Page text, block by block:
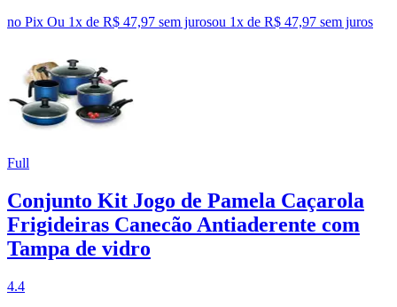
no Pix Ou 1x de R$ 47,97 sem jurosou 1x de R$ 47,97 sem juros
Full
Conjunto Kit Jogo de Pamela Caçarola
Frigideiras Canecão Antiaderente com
Tampa de vidro
4.4